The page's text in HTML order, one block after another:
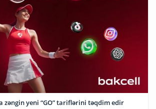
zəngin yeni “GO” tariflərini təqdim edir